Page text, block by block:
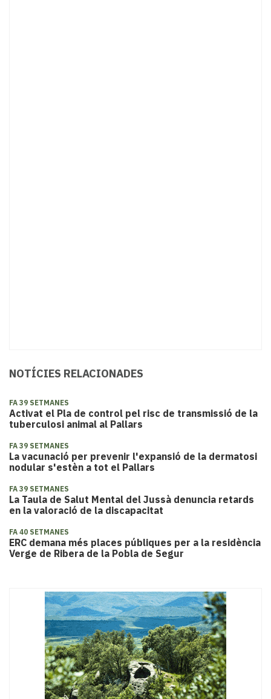
NOTÍCIES RELACIONADES
FA 39 SETMANES
Activat el Pla de control pel risc de transmissió de la
tuberculosi animal al Pallars
FA 39 SETMANES
La vacunació per prevenir l'expansió de la dermatosi
nodular s'estèn a tot el Pallars
FA 39 SETMANES
La Taula de Salut Mental del Jussà denuncia retards
en la valoració de la discapacitat
FA 40 SETMANES
ERC demana més places públiques per a la residència
Verge de Ribera de la Pobla de Segur